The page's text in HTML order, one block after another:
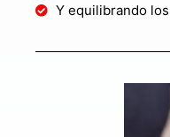
Y equilibrando